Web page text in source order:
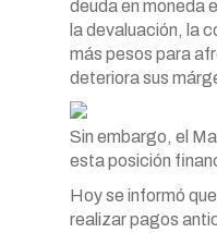
deuda en moneda
la devaluación, la
más pesos para
deteriora sus
Sin embargo, el
esta posición
Hoy se informó
realizar pagos